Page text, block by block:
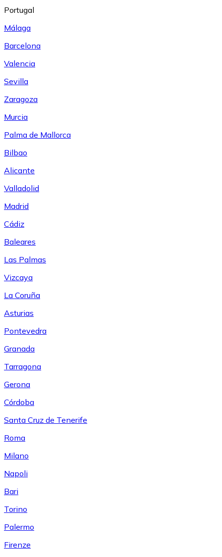
Portugal
Málaga
Barcelona
Valencia
Sevilla
Zaragoza
Murcia
Palma de Mallorca
Bilbao
Alicante
Valladolid
Madrid
Cádiz
Baleares
Las Palmas
Vizcaya
La Coruña
Asturias
Pontevedra
Granada
Tarragona
Gerona
Córdoba
Santa Cruz de Tenerife
Roma
Milano
Napoli
Bari
Torino
Palermo
Firenze